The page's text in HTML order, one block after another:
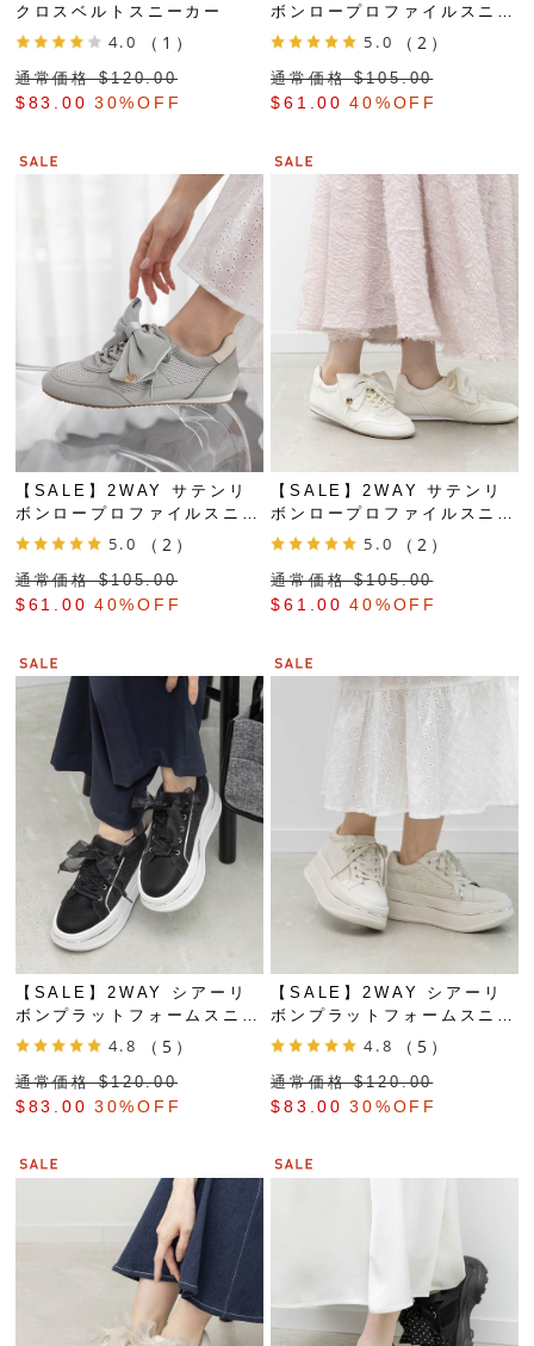
クロスベルトスニーカー
4.0 （1）
通常価格 $‌120.00
$‌83.00 30%OFF
ボンロープロファイルスニー
カー
5.0 （2）
通常価格 $‌105.00
$‌61.00 40%OFF
【SALE】2WAY サテンリ
ボンロープロファイルスニー
カー
5.0 （2）
通常価格 $‌105.00
$‌61.00 40%OFF
【SALE】2WAY サテンリ
ボンロープロファイルスニー
カー
5.0 （2）
通常価格 $‌105.00
$‌61.00 40%OFF
【SALE】2WAY シアーリ
ボンプラットフォームスニー
カー
4.8 （5）
通常価格 $‌120.00
$‌83.00 30%OFF
【SALE】2WAY シアーリ
ボンプラットフォームスニー
カー
4.8 （5）
通常価格 $‌120.00
$‌83.00 30%OFF